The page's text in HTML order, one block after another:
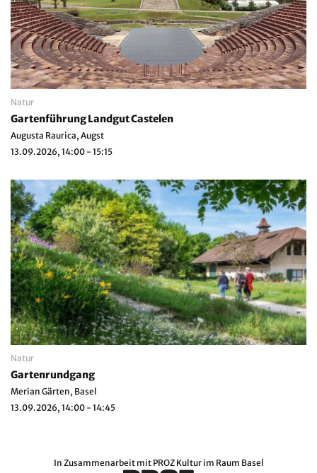
Natur
Gartenführung Landgut Castelen
Augusta Raurica, Augst
13.09.2026, 14:00 - 15:15
Natur
Gartenrundgang
Merian Gärten, Basel
13.09.2026, 14:00 - 14:45
In Zusammenarbeit mit PROZ Kultur im Raum Basel